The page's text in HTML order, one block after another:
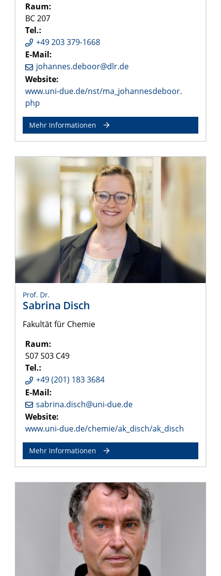
Raum:
BC 207
Tel.:
+49 203 379-1668
E-Mail:
johannes.deboor@dlr.de
Website:
www.uni-due.de/nst/ma_johannesdeboor.
php
Mehr Informationen
Prof. Dr.
Sabrina Disch
Fakultät für Chemie
Raum:
S07 S03 C49
Tel.:
+49 (201) 183 3684
E-Mail:
sabrina.disch@uni-due.de
Website:
www.uni-due.de/chemie/ak_disch/ak_disch
Mehr Informationen